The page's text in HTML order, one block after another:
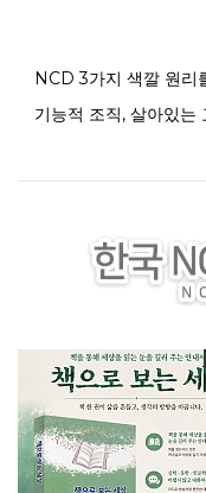
NCD 3가지 색깔 원리
기능적 조직, 살아있는
NCD 3가지 색깔 원리